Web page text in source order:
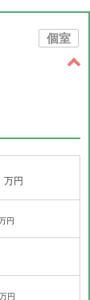
個室
万円
円
万円